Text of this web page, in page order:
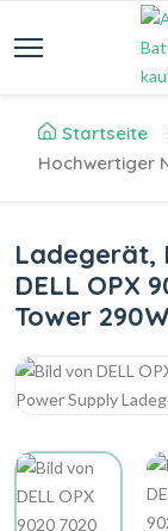
Startseite
Hochwertiger
Ladegerät,
DELL OPX
Tower